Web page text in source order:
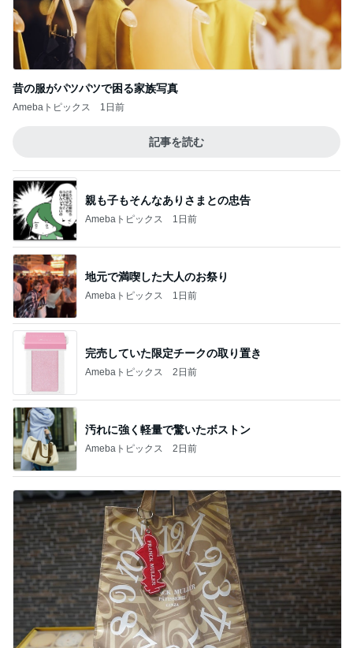
昔の服がパツパツで困る家族写真
Amebaトピックス 1日前
記事を読む
親も子もそんなありさまとの忠告
Amebaトピックス 1日前
地元で満喫した大人のお祭り
Amebaトピックス 1日前
完売していた限定チークの取り置き
Amebaトピックス 2日前
汚れに強く軽量で驚いたボストン
Amebaトピックス 2日前